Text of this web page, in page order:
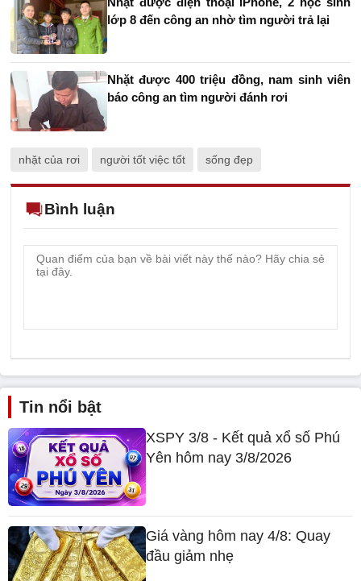
lớp 8 đến công an nhờ tìm người trả lại
Nhặt được 400 triệu đồng, nam sinh viên
báo công an tìm người đánh rơi
nhặt của rơi người tốt việc tốt sống đẹp
Bình luận
Tin nổi bật
XSPY 3/8 - Kết quả xổ số Phú
Yên hôm nay 3/8/2026
Giá vàng hôm nay 4/8: Quay
đầu giảm nhẹ